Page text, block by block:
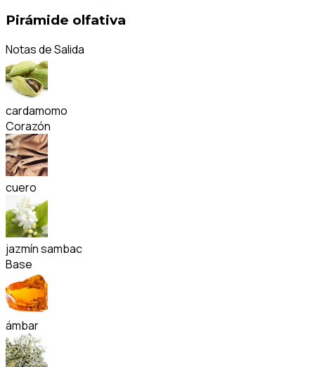
Pirámide olfativa
Notas de Salida
cardamomo
Corazón
cuero
jazmín sambac
Base
ámbar